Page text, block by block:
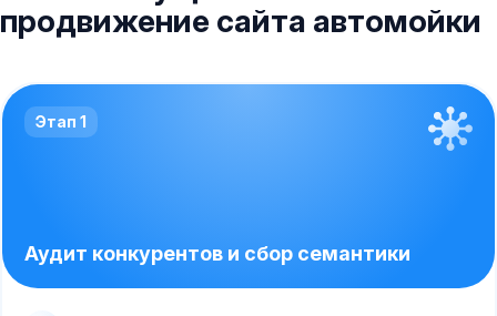
продвижение сайта автомойки
Этап 1
Аудит конкурентов и сбор семантики